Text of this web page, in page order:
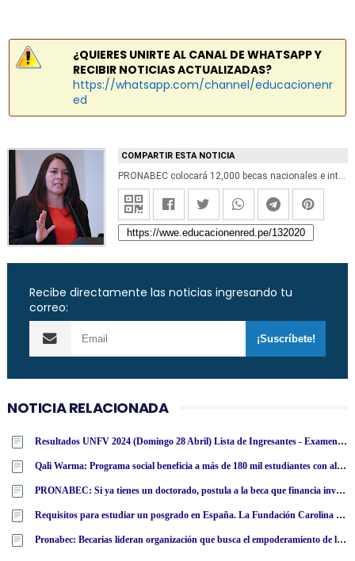
¿QUIERES UNIRTE AL CANAL DE WHATSAPP Y
RECIBIR NOTICIAS ACTUALIZADAS?
https://whatsapp.com/channel/educacionenr
ed
COMPARTIR ESTA NOTICIA
PRONABEC colocará 12,000 becas nacionales e internacionales en 2017 - www.pronabec.gob.pe
Recibe directamente las noticias ingresando tu
correo:
NOTICIA RELACIONADA
Resultados UNFV 2024 (Domingo 28 Abril) Lista de Ingresantes - Examen Admisión Ordinario y Extraordinario - Universidad Nacional Federico Villarreal - www·unfv·edu·pe
Qali Warma: Programa social beneficia a más de 180 mil estudiantes con alimentos nutritivos en San Martín
PRONABEC: Si ya tienes un doctorado, postula a la beca que financia investigaciones en Japón
Requisitos para estudiar un posgrado en España. La Fundación Carolina ofrece más de 500 becas
Pronabec: Becarias lideran organización que busca el empoderamiento de las mujeres desde las universidades